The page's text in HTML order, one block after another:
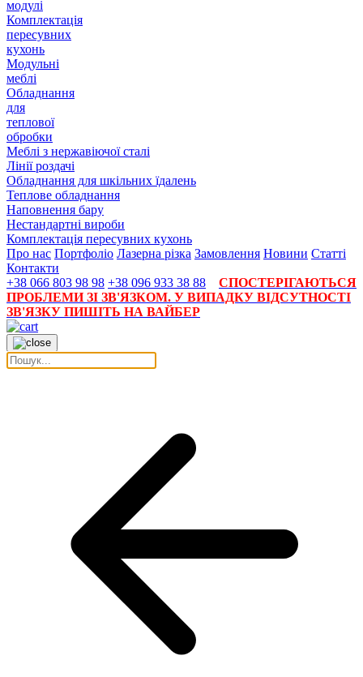
модулі
Комплектація
пересувних
кухонь
Модульні
меблі
Обладнання
для
теплової
обробки
Меблі з нержавіючої сталі
Лінії роздачі
Обладнання для шкільних їдалень
Теплове обладнання
Наповнення бару
Нестандартні вироби
Комплектація пересувних кухонь
Про нас Портфоліо Лазерна різка Замовлення Новини Статті
Контакти
+38 066 803 98 98 +38 096 933 38 88
СПОСТЕРІГАЮТЬСЯ
ПРОБЛЕМИ ЗІ ЗВ'ЯЗКОМ. У ВИПАДКУ ВІДСУТНОСТІ
ЗВ'ЯЗКУ ПИШІТЬ НА ВАЙБЕР